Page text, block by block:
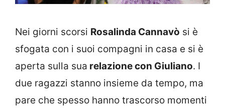
Nei giorni scorsi Rosalinda Cannavò si è
sfogata con i suoi compagni in casa e si è
aperta sulla sua relazione con Giuliano. I
due ragazzi stanno insieme da tempo, ma
pare che spesso hanno trascorso momenti